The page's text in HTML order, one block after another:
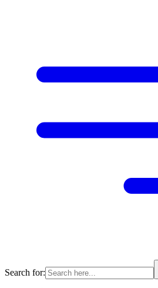
Search for: